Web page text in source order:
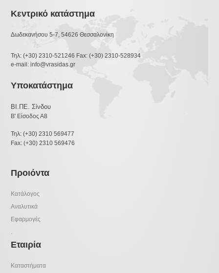
Κεντρικό κατάστημα
Δωδεκανήσου 5-7, 54626 Θεσσαλονίκη
Τηλ: (+30) 2310-521246 Fax: (+30) 2310-528934
e-mail: info@vrasidas.gr
Υποκατάστημα
ΒΙ.ΠΕ. Σίνδου
Β' Είσοδος Α8
Τηλ: (+30) 2310 569477
Fax: (+30) 2310 569476
Προιόντα
Κατάλογος
Αναλυτικά
Εφαρμογές
.
Εταιρία
Καταστήματα